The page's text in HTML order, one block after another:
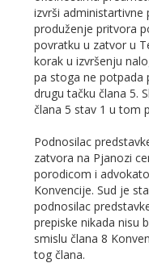
izvrši administartivne
produženje pritvora
povratku u zatvor u
korak u izvršenju
pa stoga ne potpada
drugu tačku člana 5.
člana 5 stav 1 u tom
Podnosilac
zatvora na Pjanozi
porodicom i
Konvencije. Sud je
podnosilac
prepiske nikada nisu
smislu člana 8
tog člana.